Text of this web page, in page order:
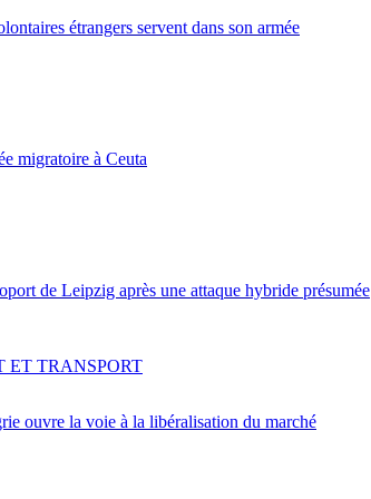
étrangers servent dans son armée
migratoire à Ceuta
de Leipzig après une attaque hybride présumée
ouvre la voie à la libéralisation du marché
ET TRANSPORT